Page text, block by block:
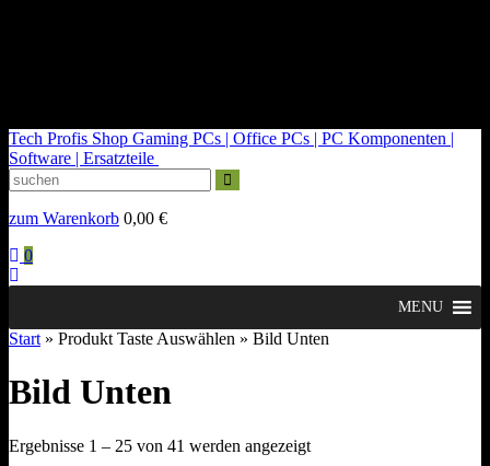
Tech Profis Shop Gaming PCs | Office PCs | PC Komponenten |
Software | Ersatzteile
zum Warenkorb 0,00 €
0
MENU
Start » Produkt Taste Auswählen » Bild Unten
Bild Unten
Ergebnisse 1 – 25 von 41 werden angezeigtNach